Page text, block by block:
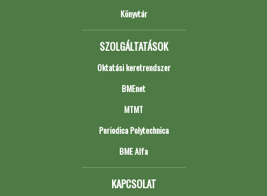
Könyvtár
SZOLGÁLTATÁSOK
Oktatási keretrendszer
BMEnet
MTMT
Periodica Polytechnica
BME Alfa
KAPCSOLAT